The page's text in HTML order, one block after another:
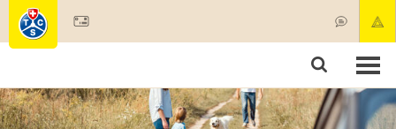
Societariato & prestazioni
Test, sicurezza & salute